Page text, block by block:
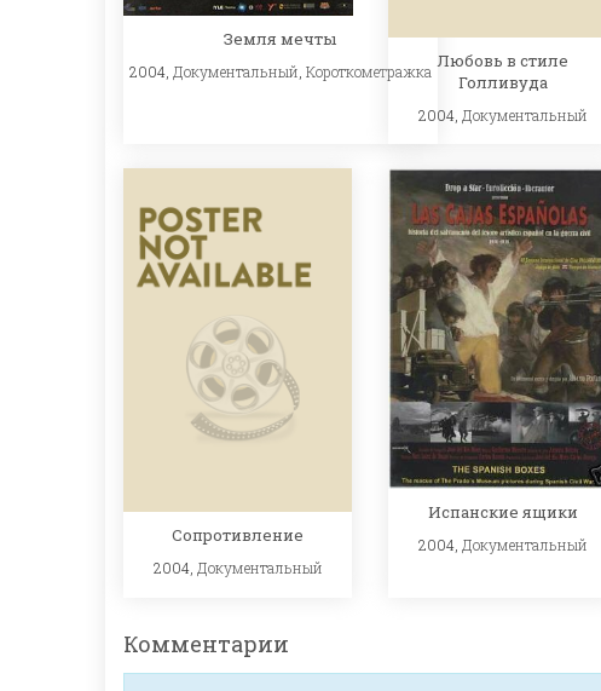
Земля мечты
2004, Документальный, Короткометражка
Любовь в стиле
Голливуда
2004, Документальный
Сопротивление
2004, Документальный
Испанские ящики
2004, Документальный
Комментарии